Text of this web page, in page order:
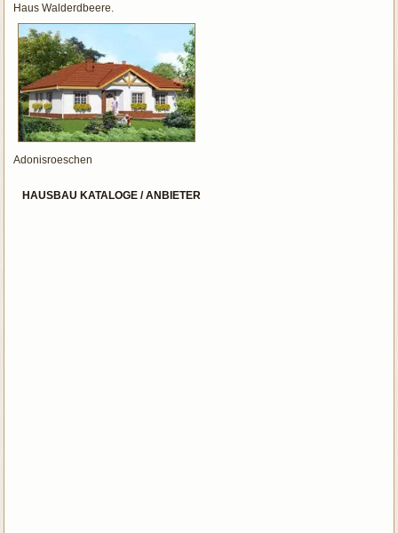
Haus Walderdbeere.
Adonisroeschen
HAUSBAU KATALOGE / ANBIETER